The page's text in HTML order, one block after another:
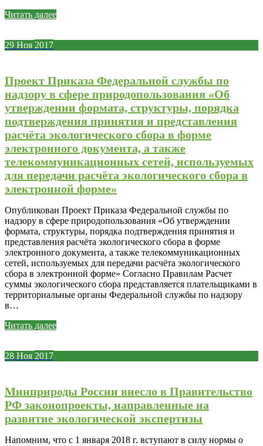
Читать далее
29 Ноя 2017
Проект Приказа Федеральной службы по
надзору в сфере природопользования «Об
утверждении формата, структуры, порядка
подтверждения принятия и представления
расчёта экологического сбора в форме
электронного документа, а также
телекоммуникационных сетей, используемых
для передачи расчёта экологического сбора в
электронной форме»
Опубликован Проект Приказа Федеральной службы по
надзору в сфере природопользования «Об утверждении
формата, структуры, порядка подтверждения принятия и
представления расчёта экологического сбора в форме
электронного документа, а также телекоммуникационных
сетей, используемых для передачи расчёта экологического
сбора в электронной форме» Согласно Правилам Расчет
суммы экологического сбора представляется плательщиками в
территориальные органы Федеральной службы по надзору
в…
Читать далее
28 Ноя 2017
Минприроды России внесло в Правительство
РФ законопроекты, направленные на
развитие экологической экспертизы
Напомним, что с 1 января 2018 г. вступают в силу нормы о